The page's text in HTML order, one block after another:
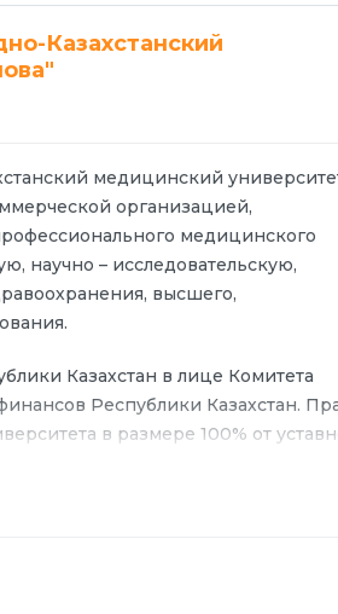
Казахстанский
медицинский
организацией,
медицинского
научно – исследовательскую,
высшего,
Казахстан в лице Комитета
Республики Казахстан.
в размере 100% от
Казахстан (далее –
условий для получения
и профессиональное